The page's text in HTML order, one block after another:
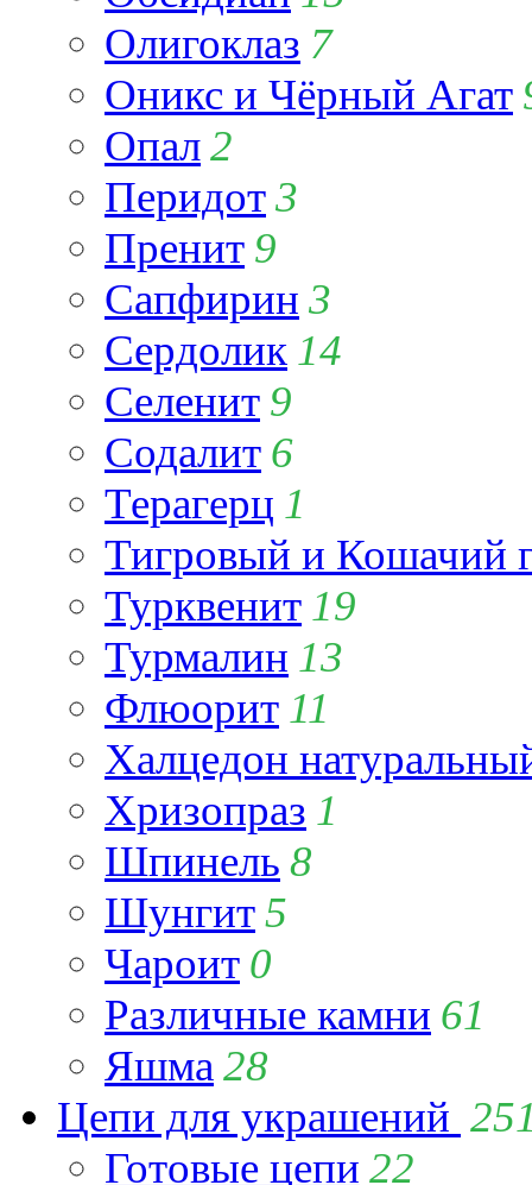
Олигоклаз 7
Оникс и Чёрный Агат
Опал2
Перидот3
Пренит 9
Сапфирин 3
Сердолик 14
Селенит 9
Содалит 6
Терагерц 1
Тигровый и Кошачий
Турквенит 19
Турмалин 13
Флюорит 11
Халцедон
Хризопраз 1
Шпинель 8
Шунгит5
Чароит 0
Различные камни 61
Яшма 28
Цепи для украшений
Готовые цепи 22